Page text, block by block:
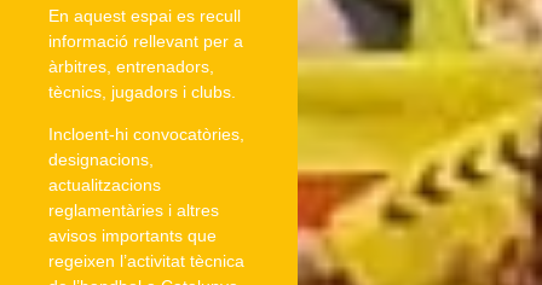
En aquest espai es recull
informació rellevant per a
àrbitres, entrenadors,
tècnics, jugadors i clubs.
Incloent-hi convocatòries,
designacions,
actualitzacions
reglamentàries i altres
avisos importants que
regeixen l’activitat tècnica